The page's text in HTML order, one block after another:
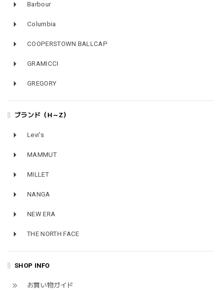
Barbour
Columbia
COOPERSTOWN BALLCAP
GRAMICCI
GREGORY
ブランド（H～Z）
Levi's
MAMMUT
MILLET
NANGA
NEW ERA
THE NORTH FACE
SHOP INFO
お買い物ガイド